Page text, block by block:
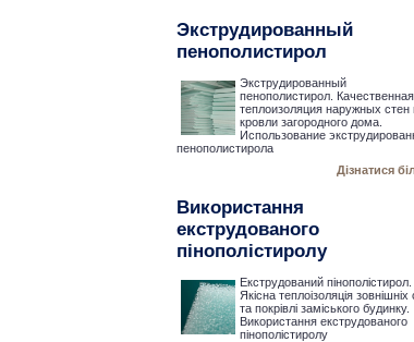
Экструдированный
пенополистирол
Экструдированный
пенополистирол. Качественная
теплоизоляция наружных стен
кровли загородного дома.
Использование
пенополистирола
Дізнатися
Використання
екструдованого
пінополістиролу
Екструдований пінополістирол.
Якісна теплоізоляція зовнішніх
та покрівлі заміського будинку.
Використання екструдованого
пінополістиролу